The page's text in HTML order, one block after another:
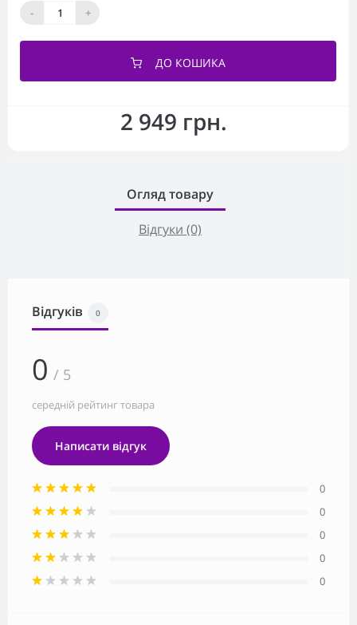
2 949 грн.
- +
ДО КОШИКА
Огляд товару
Відгуки (0)
Відгуків 0
0 / 5
середній рейтинг товара
Написати відгук
0
0
0
0
0